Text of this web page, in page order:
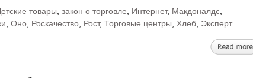
товары закон о торговле Интернет, Макдоналдс
Оно Роскачество Рост, Торговые центры Хлеб Эксперт